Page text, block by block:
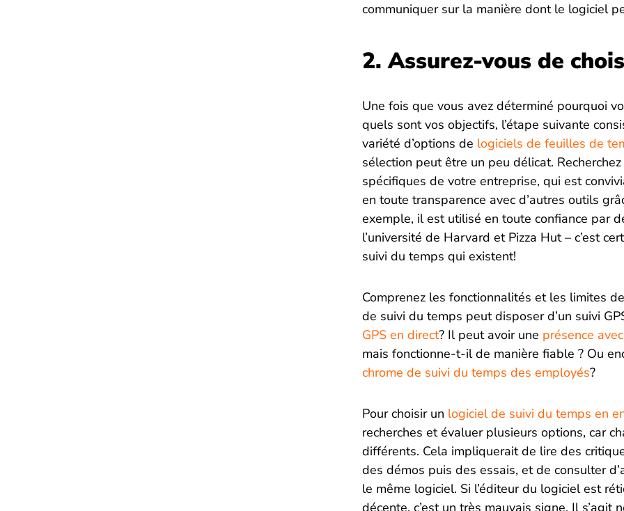
communiquer sur la manière dont le logiciel
2. Assurez-vous de
Une fois que vous avez déterminé pourquoi
quels sont vos objectifs, l’étape suivante
variété d’options de logiciels de feuilles de
sélection peut être un peu délicat.
spécifiques de votre entreprise, qui est
en toute transparence avec d’autres outils
exemple, il est utilisé en toute confiance par
l’université de Harvard et Pizza Hut – c’est
suivi du temps qui existent!
Comprenez les fonctionnalités et les limites
de suivi du temps peut disposer d’un suivi
GPS en direct? Il peut avoir une présence
mais fonctionne-t-il de manière fiable ? Ou
chrome de suivi du temps des employés?
Pour choisir un logiciel de suivi du temps en
recherches et évaluer plusieurs options, car
différents. Cela impliquerait de lire des
des démos puis des essais, et de consulter
le même logiciel. Si l’éditeur du logiciel est
décente, c’est un très mauvais signe. Il s’agit